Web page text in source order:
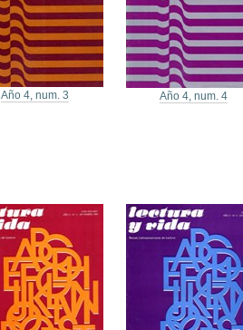
Año 4, num. 3 Año 4, num. 4